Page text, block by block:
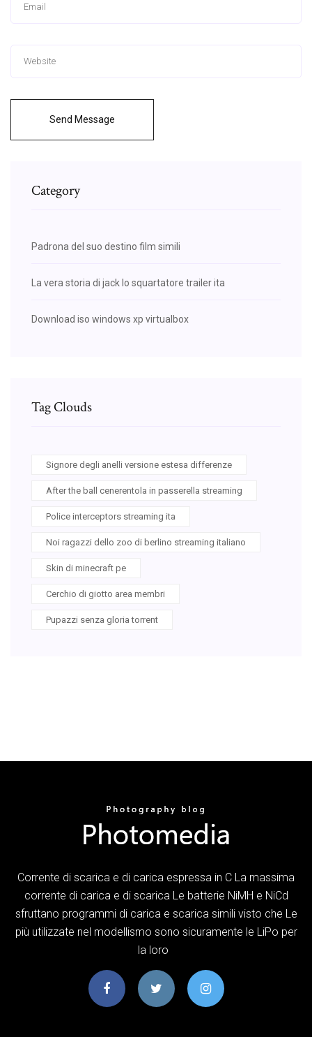
Send Message
Category
Padrona del suo destino film simili
La vera storia di jack lo squartatore trailer ita
Download iso windows xp virtualbox
Tag Clouds
Signore degli anelli versione estesa differenze
After the ball cenerentola in passerella streaming
Police interceptors streaming ita
Noi ragazzi dello zoo di berlino streaming italiano
Skin di minecraft pe
Cerchio di giotto area membri
Pupazzi senza gloria torrent
Corrente di scarica e di carica espressa in C La massima
corrente di carica e di scarica Le batterie NiMH e NiCd
sfruttano programmi di carica e scarica simili visto che Le
più utilizzate nel modellismo sono sicuramente le LiPo per
la loro